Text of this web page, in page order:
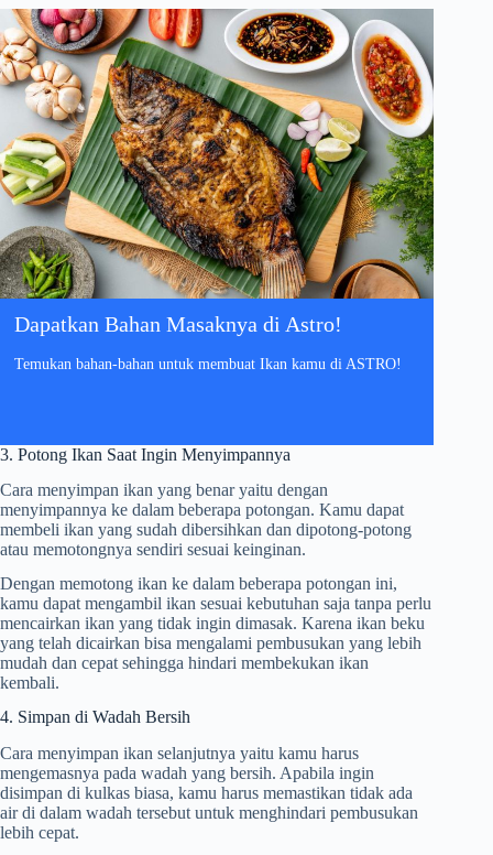
Dapatkan Bahan Masaknya di Astro!
Temukan bahan-bahan untuk membuat Ikan kamu di ASTRO!
3. Potong Ikan Saat Ingin Menyimpannya
Cara menyimpan ikan yang benar yaitu dengan
menyimpannya ke dalam beberapa potongan. Kamu dapat
membeli ikan yang sudah dibersihkan dan dipotong-potong
atau memotongnya sendiri sesuai keinginan.
Dengan memotong ikan ke dalam beberapa potongan ini,
kamu dapat mengambil ikan sesuai kebutuhan saja tanpa perlu
mencairkan ikan yang tidak ingin dimasak. Karena ikan beku
yang telah dicairkan bisa mengalami pembusukan yang lebih
mudah dan cepat sehingga hindari membekukan ikan
kembali.
4. Simpan di Wadah Bersih
Cara menyimpan ikan selanjutnya yaitu kamu harus
mengemasnya pada wadah yang bersih. Apabila ingin
disimpan di kulkas biasa, kamu harus memastikan tidak ada
air di dalam wadah tersebut untuk menghindari pembusukan
lebih cepat.